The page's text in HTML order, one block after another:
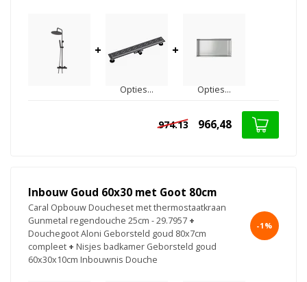
+
Opties...
+
Opties...
974.13 966,48
Inbouw Goud 60x30 met Goot 80cm
Caral Opbouw Doucheset met thermostaatkraan
Gunmetal regendouche 25cm - 29.7957 +
Douchegoot Aloni Geborsteld goud 80x7cm
compleet + Nisjes badkamer Geborsteld goud
60x30x10cm Inbouwnis Douche
-1%